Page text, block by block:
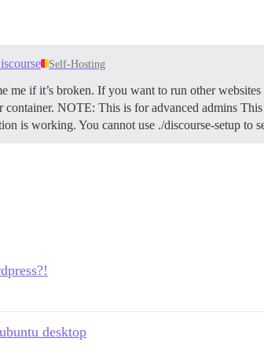
Self-Hosting
if it’s broken. If you want to run other websites
NOTE: This is for advanced admins
is working. You cannot use ./discourse-setup
desktop